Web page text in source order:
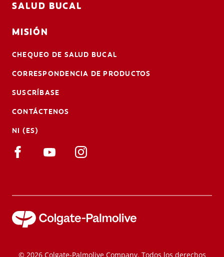
SALUD BUCAL
MISIÓN
CHEQUEO DE SALUD BUCAL
CORRESPONDENCIA DE PRODUCTOS
SUSCRÍBASE
CONTÁCTENOS
NI (ES)
© 2026 Colgate-Palmolive Company. Todos los derechos